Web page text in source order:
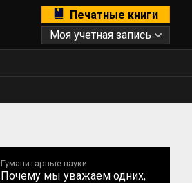
Печатные книги
Моя учетная запись
Гуманитарные науки
Почему мы уважаем одних,